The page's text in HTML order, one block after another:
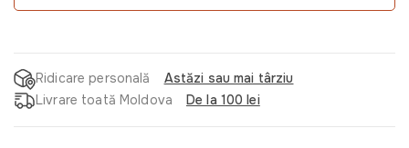
Ridicare personală
Astăzi sau mai târziu
Livrare toată Moldova
De la 100 lei